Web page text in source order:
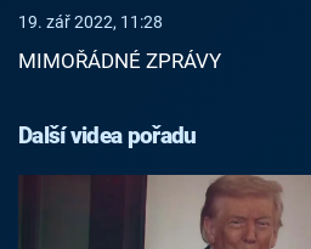
19. zář 2022, 11:28
MIMOŘÁDNÉ ZPRÁVY
Další videa pořadu